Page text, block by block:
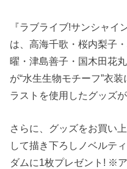
『ラブライブ!サンシャイ
は、高海千歌・桜内梨子
曜・津島善子・国木田花
が“水生生物モチーフ”衣
ラストを使用したグッズ
さらに、グッズをお買い
して描き下ろしノベルテ
ダムに1枚プレゼント! ※